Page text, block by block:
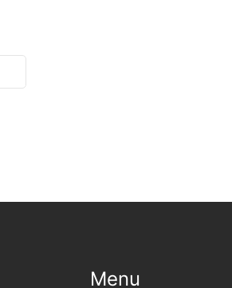
Menu